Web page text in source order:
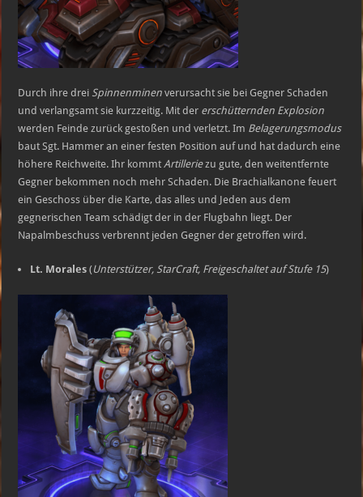
Durch ihre drei Spinnenminen verursacht sie bei Gegner Schaden
und verlangsamt sie kurzzeitig. Mit der erschütternden Explosion
werden Feinde zurück gestoßen und verletzt. Im Belagerungsmodus
baut Sgt. Hammer an einer festen Position auf und hat dadurch eine
höhere Reichweite. Ihr kommt Artilleriezu gute, den weitentfernte
Gegner bekommen noch mehr Schaden. Die Brachialkanone feuert
ein Geschoss über die Karte, das alles und Jeden aus dem
gegnerischen Team schädigt der in der Flugbahn liegt. Der
Napalmbeschuss verbrennt jeden Gegner der getroffen wird.
Lt. Morales (Unterstützer, StarCraft, Freigeschaltet auf Stufe 15)